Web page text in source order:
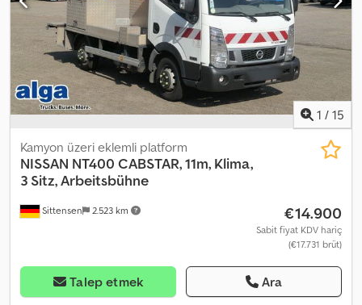
araç için size özel bir finansman veya kiralama teklifi hazırlamaktan
memnuniyet duyarız. Lütfen bizimle iletişime geçin!
1 / 15
Sittensen 2.523 km
Kamyon üzeri eklemli platform
NISSAN NT400 CABSTAR, 11m, Klima,
3 Sitz, Arbeitsbühne
€14.900
Sabit fiyat KDV hariç
(€17.731 brüt)
Talep etmek Ara